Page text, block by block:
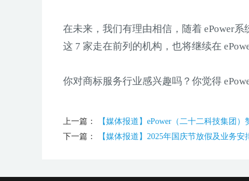
在未来，我们有理由相信，随着 ePower
这 7 家走在前列的机构，也将继续在
你对商标服务行业感兴趣吗？你觉得
上一篇：
【媒体报道】ePower（二十二科技集团
下一篇：
【媒体报道】2025年国庆节放假及业务安